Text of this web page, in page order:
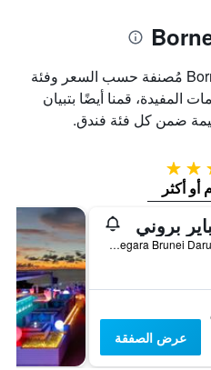
الفنادق الواقعة في منطقة Borneo مُصنفة حسب السعر وفئة
المفيدة، قمنا أيضًا بتبيان
ضمن كل فئة فندق.
4 نجوم
بروني
Negara Brunei Darussalam, جرودونغ, بروناي دار السلام
عرض الصفقة